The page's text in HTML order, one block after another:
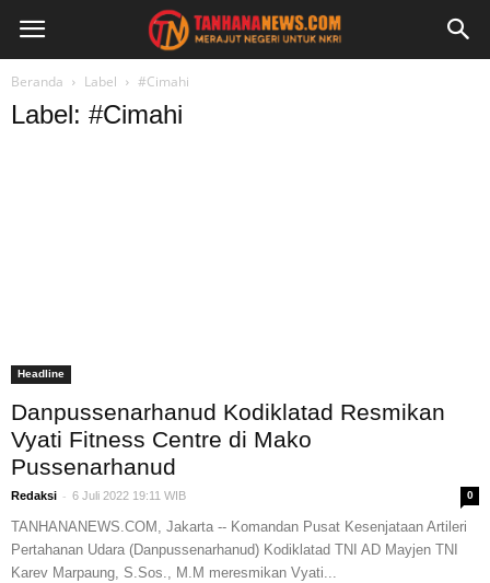
Beranda Label #Cimahi
Label: #Cimahi
Headline
Danpussenarhanud Kodiklatad Resmikan
Vyati Fitness Centre di Mako
Pussenarhanud
Redaksi - 6 Juli 2022 19:11 WIB 0
TANHANANEWS.COM, Jakarta -- Komandan Pusat Kesenjataan Artileri
Pertahanan Udara (Danpussenarhanud) Kodiklatad TNI AD Mayjen TNI
Karev Marpaung, S.Sos., M.M meresmikan Vyati...